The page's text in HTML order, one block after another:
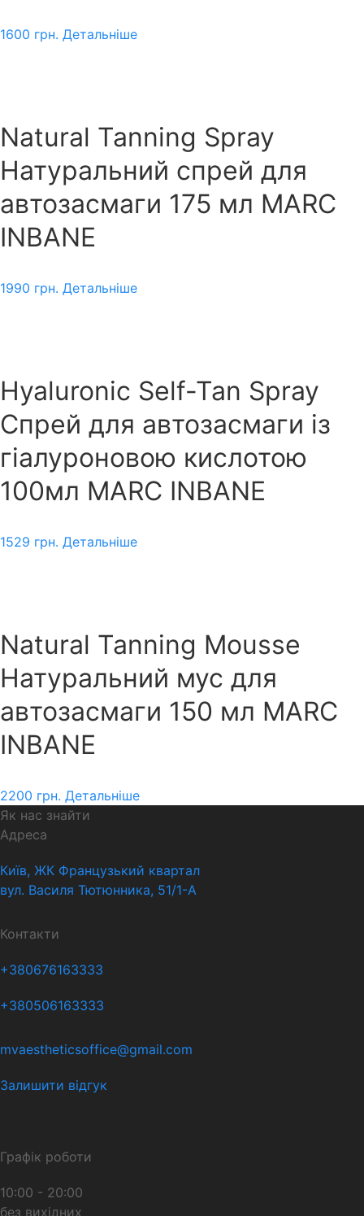
1600 грн. Детальніше
Natural Tanning Spray
Натуральний спрей для
автозасмаги 175 мл MARC
INBANE
1990 грн. Детальніше
Hyaluronic Self-Tan Spray
Спрей для автозасмаги із
гіалуроновою кислотою
100мл MARC INBANE
1529 грн. Детальніше
Natural Tanning Mousse
Натуральний мус для
автозасмаги 150 мл MARC
INBANE
2200 грн. Детальніше
Як нас знайти
Адреса
Київ, ЖК Французький квартал
вул. Василя Тютюнника, 51/1-А
Контакти
+380676163333
+380506163333
mvaestheticsoffice@gmail.com
Залишити відгук
Графік роботи
10:00 - 20:00
без вихідних